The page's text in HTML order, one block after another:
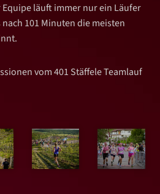
Equipe läuft immer nur ein Läufer
101 Minuten die meisten
vom 401 Stäffele Teamlauf